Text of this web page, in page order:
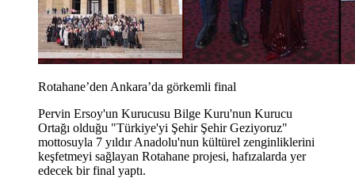
Rotahane’den Ankara’da görkemli final
Pervin Ersoy'un Kurucusu Bilge Kuru'nun Kurucu
Ortağı olduğu "Türkiye'yi Şehir Şehir Geziyoruz"
mottosuyla 7 yıldır Anadolu'nun kültürel zenginliklerini
keşfetmeyi sağlayan Rotahane projesi, hafızalarda yer
edecek bir final yaptı.